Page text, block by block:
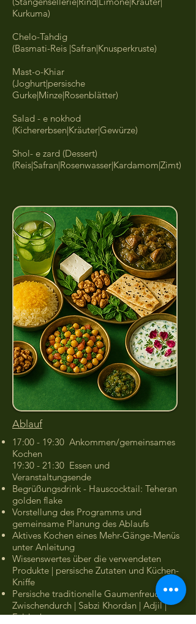
Kurkuma)​
Chelo-Tahdig
(Basmati-Reis |Safran|Knusperkruste)
Mast-o-Khiar
(Joghurt|persische
Gurke|Minze|Rosenblätter)
Salad - e nokhod
(Kichererbsen|Kräuter|Gewürze)
Shol- e zard (Dessert)
(Reis|Safran|Rosenwasser|Kardamom|Zimt)
Ablauf
17:00 - 19:30 Ankommen/gemeinsames
Kochen
19:30 - 21:30 Essen und
Veranstaltungsende
Begrüßungsdrink - Hauscocktail: Teheran
golden flake
Vorstellung des Programms und
gemeinsame Planung des Ablaufs
Aktives Kochen eines Mehr-Gänge-Menüs
unter Anleitung
Wissenswertes über die verwendeten
Produkte | persische Zutaten und Küchen-
Kniffe
Persische traditionelle Gaumenfreude für
Zwischendurch | Sabzi Khordan | Adjil |
Faldenbrot